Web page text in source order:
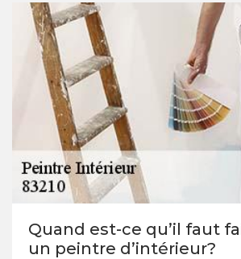
Quand est-ce qu’il faut
un peintre d’intérieur?